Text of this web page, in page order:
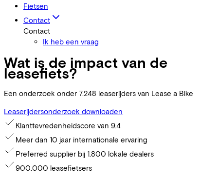
Fietsen
Contact
Contact
Ik heb een vraag
Wat is de impact van de
leasefiets?
Een onderzoek onder 7.248 leaserijders van Lease a Bike
Leaserijdersonderzoek downloaden
Klanttevredenheidscore van 9.4
Meer dan 10 jaar internationale ervaring
Preferred supplier bij 1.800 lokale dealers
900.000 leasefietsers